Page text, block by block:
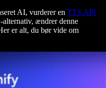
AI, vurderer en TTS API
-alternativ, ændrer denne
er alt, du bør vide om